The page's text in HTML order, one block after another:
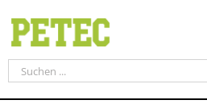
Inhalt
springen
Suche
nach: